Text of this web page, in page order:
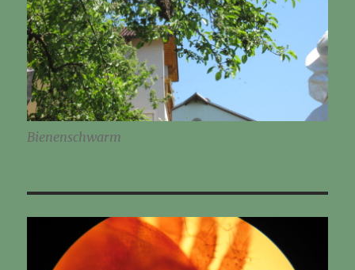
Bienenschwarm